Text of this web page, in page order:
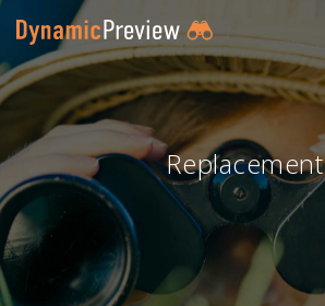
Replacement